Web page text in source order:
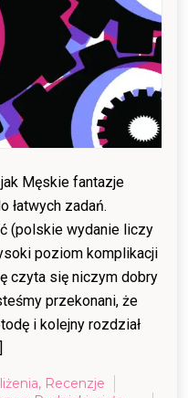
Męskie fantazje
łatwych zadań.
(polskie wydanie liczy
poziom komplikacji
czyta się niczym dobry
przekonani, że
i kolejny rozdział
, Recenzje